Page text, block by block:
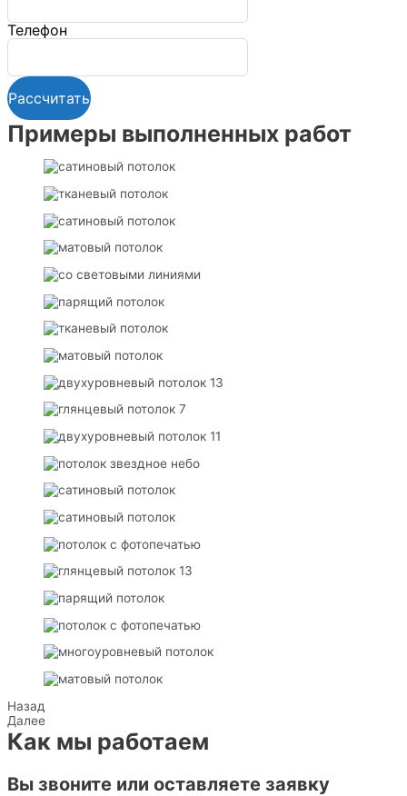
Телефон
Примеры выполненных работ
Назад
Далее
Как мы работаем
Вы звоните или оставляете заявку